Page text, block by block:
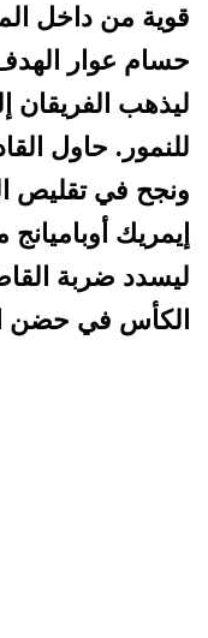
قوية من داخل
ليذهب الفريقان
للنمور. حاول
ونجح في تقليص
إيمريك
الكأس في حضن